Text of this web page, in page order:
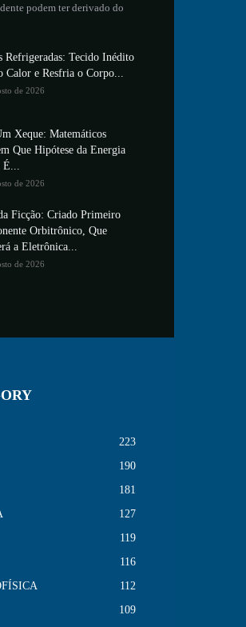
podem ter derivado do
Refrigeradas: Tecido Inédito
Calor e Resfria o Corpo...
de 2026
Xeque: Matemáticos
Que Hipótese da Energia
É...
de 2026
Ficção: Criado Primeiro
Orbitrônico, Que
a Eletrônica...
de 2026
223
190
181
127
119
116
112
109